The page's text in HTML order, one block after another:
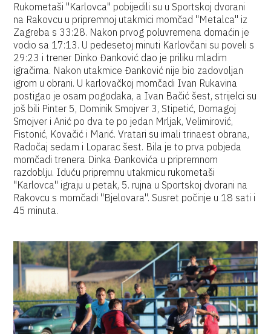
Rukometaši "Karlovca" pobijedili su u Sportskoj dvorani
na Rakovcu u pripremnoj utakmici momčad "Metalca" iz
Zagreba s 33:28. Nakon prvog poluvremena domaćin je
vodio sa 17:13. U pedesetoj minuti Karlovčani su poveli s
29:23 i trener Dinko Đanković dao je priliku mladim
igračima. Nakon utakmice Đanković nije bio zadovoljan
igrom u obrani. U karlovačkoj momčadi Ivan Rukavina
postigao je osam pogodaka, a Ivan Bačić šest, strijelci su
još bili Pinter 5, Dominik Smojver 3, Stipetić, Domagoj
Smojver i Anić po dva te po jedan Mrljak, Velimirović,
Fistonić, Kovačić i Marić. Vratari su imali trinaest obrana,
Radočaj sedam i Loparac šest. Bila je to prva pobjeda
momčadi trenera Dinka Đankovića u pripremnom
razdoblju. Iduću pripremnu utakmicu rukometaši
"Karlovca" igraju u petak, 5. rujna u Sportskoj dvorani na
Rakovcu s momčadi "Bjelovara". Susret počinje u 18 sati i
45 minuta.